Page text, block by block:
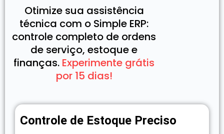
Otimize sua assistência
técnica com o Simple ERP:
controle completo de ordens
de serviço, estoque e
finanças. Experimente grátis
por 15 dias!
Controle de Estoque Preciso